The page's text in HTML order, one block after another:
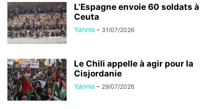
L’Espagne envoie 60 soldats à
Ceuta
Yannis - 31/07/2026
Le Chili appelle à agir pour la
Cisjordanie
Yannis - 29/07/2026